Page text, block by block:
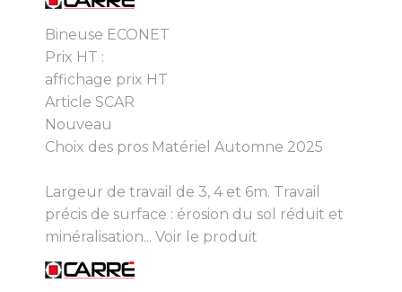
Bineuse ECONET
Prix HT :
affichage prix HT
Article SCAR
Nouveau
Choix des pros Matériel Automne 2025
Largeur de travail de 3, 4 et 6m. Travail
précis de surface : érosion du sol réduit et
minéralisation... Voir le produit